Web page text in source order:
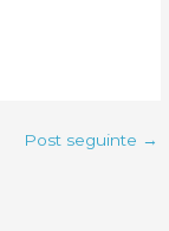
Post seguinte →